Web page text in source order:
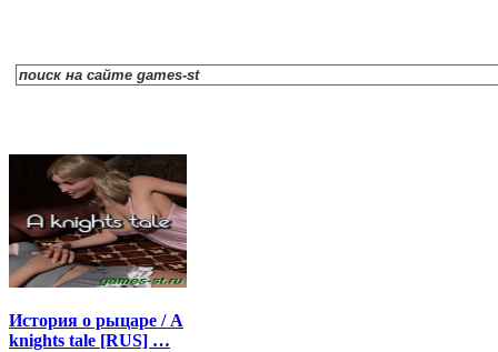
История о рыцаре / A
knights tale [RUS] …